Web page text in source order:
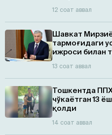
12 соат аввал
Шавкат
тармоғидаги
ижроси билан
13 соат аввал
Тошкентда
чўкаётган 13
қолди
14 соат аввал